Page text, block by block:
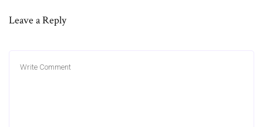
Leave a Reply